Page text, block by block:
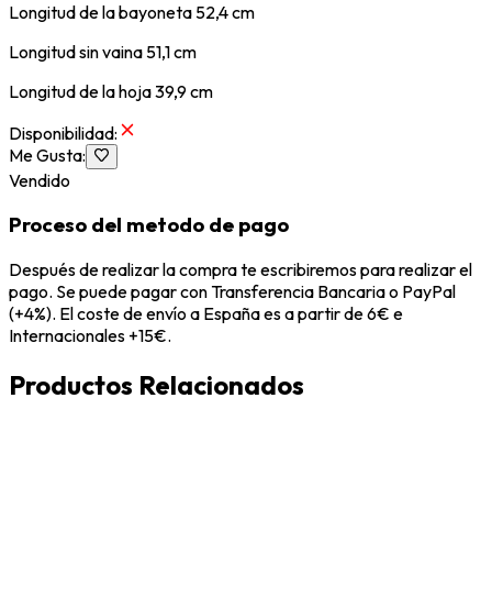
Longitud de la bayoneta 52,4 cm
Longitud sin vaina 51,1 cm
Longitud de la hoja 39,9 cm
Disponibilidad:
Me Gusta:
Vendido
Proceso del metodo de pago
Después de realizar la compra te escribiremos para realizar el
pago. Se puede pagar con Transferencia Bancaria o PayPal
(+4%). El coste de envío a España es a partir de 6€ e
Internacionales +15€.
Productos Relacionados